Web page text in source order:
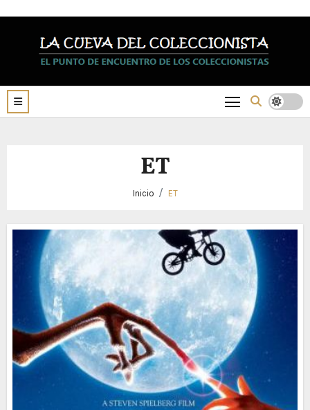
contenido
ET
Inicio ET